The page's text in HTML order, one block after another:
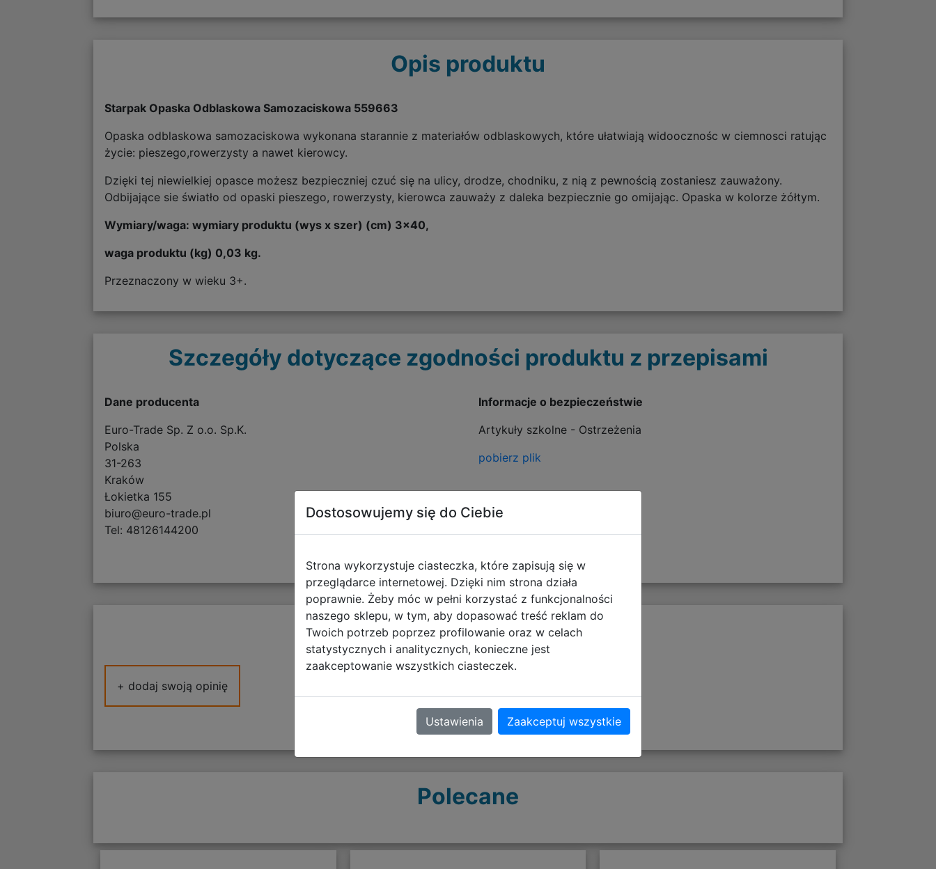
Opis produktu
Starpak Opaska Odblaskowa Samozaciskowa 559663
Opaska odblaskowa samozaciskowa wykonana starannie z materiałów odblaskowych, które ułatwiają widoocznośc w ciemnosci ratując
życie: pieszego,rowerzysty a nawet kierowcy.
Dzięki tej niewielkiej opasce możesz bezpieczniej czuć się na ulicy, drodze, chodniku, z nią z pewnością zostaniesz zauważony.
Odbijające sie światło od opaski pieszego, rowerzysty, kierowca zauważy z daleka bezpiecznie go omijając. Opaska w kolorze żółtym.
Wymiary/waga: wymiary produktu (wys x szer) (cm) 3x40,
waga produktu (kg) 0,03 kg.
Przeznaczony w wieku 3+.
Szczegóły dotyczące zgodności produktu z przepisami
Dane producenta
Euro-Trade Sp. Z o.o. Sp.K.
Polska
31-263
Kraków
Łokietka 155
biuro@euro-trade.pl
Tel: 48126144200
Informacje o bezpieczeństwie
Artykuły szkolne - Ostrzeżenia
pobierz plik
Opinie o produkcie
+ dodaj swoją opinię
Polecane
Dostosowujemy się do Ciebie
Strona wykorzystuje ciasteczka, które zapisują się w
przeglądarce internetowej. Dzięki nim strona działa
poprawnie. Żeby móc w pełni korzystać z funkcjonalności
naszego sklepu, w tym, aby dopasować treść reklam do
Twoich potrzeb poprzez profilowanie oraz w celach
statystycznych i analitycznych, konieczne jest
zaakceptowanie wszystkich ciasteczek.
Ustawienia Zaakceptuj wszystkie